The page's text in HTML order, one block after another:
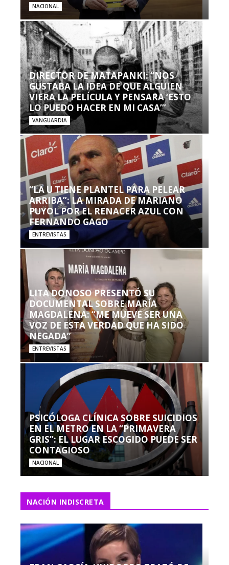
NACIONAL
DIRECTOR DE MATAPANKI: “NOS
GUSTABA LA IDEA DE QUE ALGUIEN
VIERA LA PELÍCULA Y PENSARA ‘ESTO
LO PUEDO HACER EN MI CASA’”
VANGUARDIA
“LA U TIENE PLANTEL PARA PELEAR
ARRIBA”: LA MIRADA DE MARIANO
PUYOL POR EL RENACER AZUL CON
FERNANDO GAGO
ENTREVISTAS
LITA DONOSO PRESENTÓ SU
DOCUMENTAL SOBRE MARÍA
MAGDALENA: “ME MUEVE SER UNA
VOZ DE ESTA VERDAD QUE HA SIDO
NEGADA”
ENTREVISTAS
PSICÓLOGA CLÍNICA SOBRE SUICIDIOS
EN EL METRO EN LA “PRIMAVERA
GRIS”: EL LUGAR ESCOGIDO PUEDE SER
CONTAGIOSO
NACIONAL
NACIÓN INDISCRETA